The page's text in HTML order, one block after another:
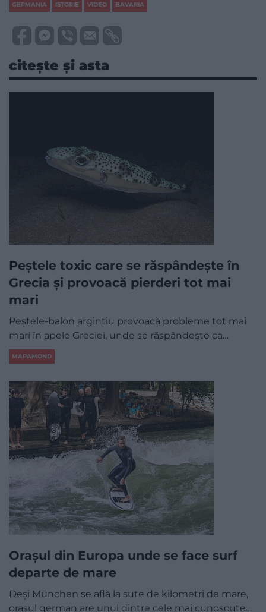
GERMANIA ISTORIE VIDEO BAVARIA
citește și asta
Peștele toxic care se răspândește în
Grecia și provoacă pierderi tot mai
mari
Peștele-balon argintiu provoacă probleme tot mai
mari în apele Greciei, unde se răspândește ca…
MAPAMOND
Orașul din Europa unde se face surf
departe de mare
Deși München se află la sute de kilometri de mare,
orașul german are unul dintre cele mai cunoscute…